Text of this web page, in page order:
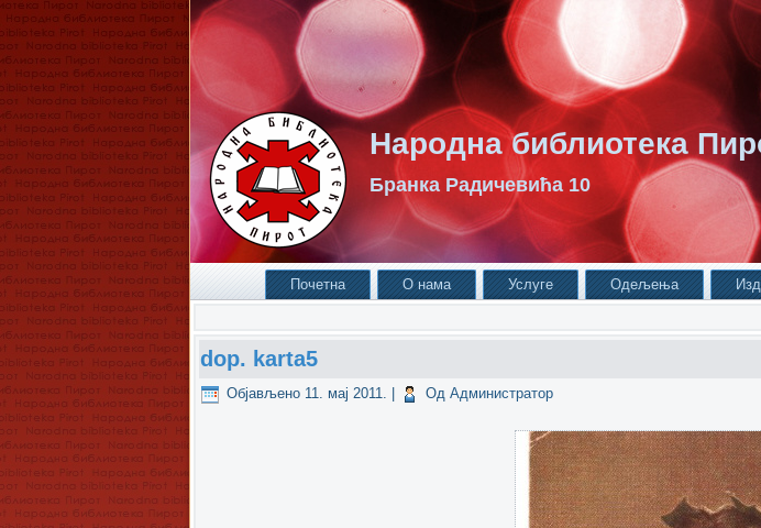
Народна библиотека
Бранка Радичевића 10
Почетна О нама Услуге Одељења
dop. karta5
Објављено 11. мај 2011. Од Администратор